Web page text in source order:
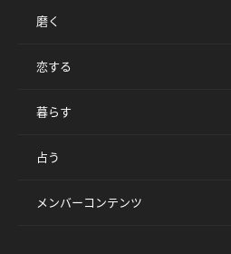
磨く
恋する
暮らす
占う
メンバーコンテンツ